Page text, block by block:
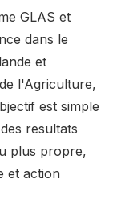
GLAS et
dans le
et
l'Agriculture,
est simple
resultats
plus propre,
et action